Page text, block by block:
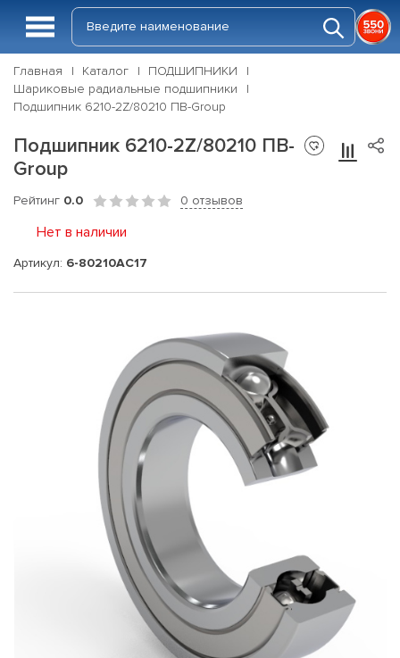
Главная Каталог
ПОДШИПНИКИ
Шариковые радиальные подшипники
Подшипник 6210-2Z/80210 ПВ-Group
Подшипник 6210-2Z/80210 ПВ-
Group
Рейтинг 0.0 0 отзывов
Нет в наличии
Артикул: 6-80210АС17